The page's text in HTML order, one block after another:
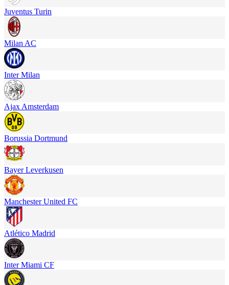
Juventus Turin
Milan AC
Inter Milan
Ajax Amsterdam
Borussia Dortmund
Bayer Leverkusen
Manchester United FC
Atlético Madrid
Inter Miami CF